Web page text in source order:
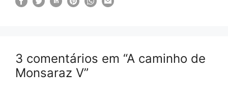
3 comentários em “A caminho de
Monsaraz V”